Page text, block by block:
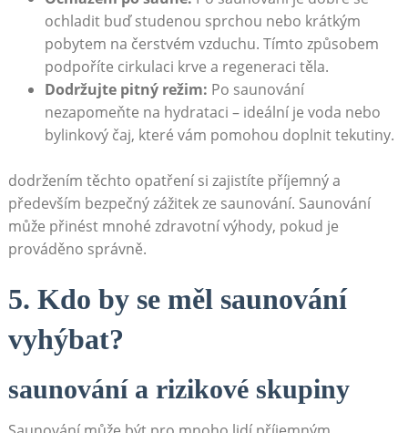
ochladit buď studenou sprchou nebo krátkým
pobytem na čerstvém vzduchu. Tímto způsobem
podpoříte cirkulaci krve a regeneraci těla.
Dodržujte pitný režim: Po saunování
nezapomeňte na hydrataci – ideální je voda nebo
bylinkový čaj, které vám pomohou doplnit tekutiny.
dodržením těchto opatření si zajistíte příjemný a
především bezpečný zážitek ze saunování. Saunování
může přinést mnohé zdravotní výhody, pokud je
prováděno správně.
5. Kdo by se měl saunování
vyhýbat?
saunování a rizikové skupiny